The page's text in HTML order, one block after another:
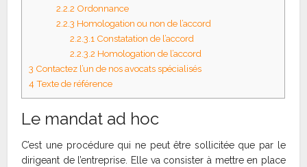
2.2.2 Ordonnance
2.2.3 Homologation ou non de l’accord
2.2.3.1 Constatation de l’accord
2.2.3.2 Homologation de l’accord
3 Contactez l’un de nos avocats spécialisés
4Texte de référence
Le mandat ad hoc
C’est une procédure qui ne peut être sollicitée que par le
dirigeant de l’entreprise. Elle va consister à mettre en place